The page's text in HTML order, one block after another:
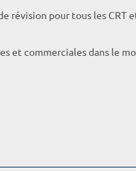
révision pour tous les CRT
et commerciales dans le